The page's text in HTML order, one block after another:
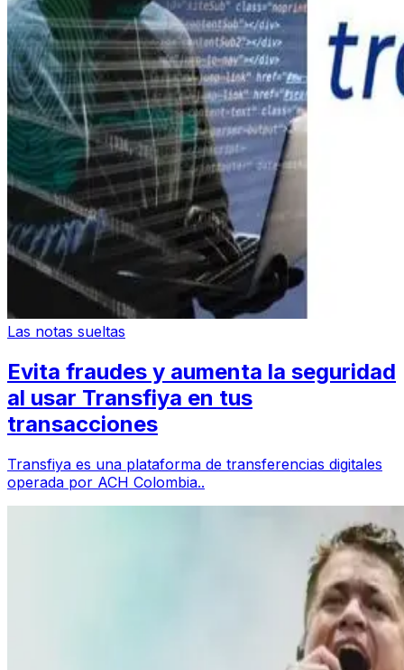
Las notas sueltas
Evita fraudes y aumenta la seguridad
al usar Transfiya en tus
transacciones
Transfiya es una plataforma de transferencias digitales
operada por ACH Colombia..